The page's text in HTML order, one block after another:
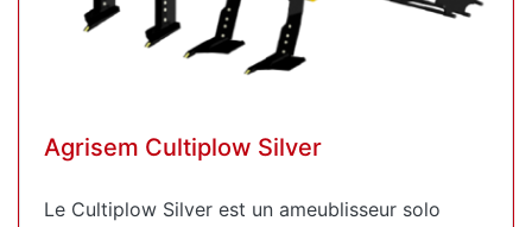
Agrisem Cultiplow Silver
Le Cultiplow Silver est un ameublisseur solo